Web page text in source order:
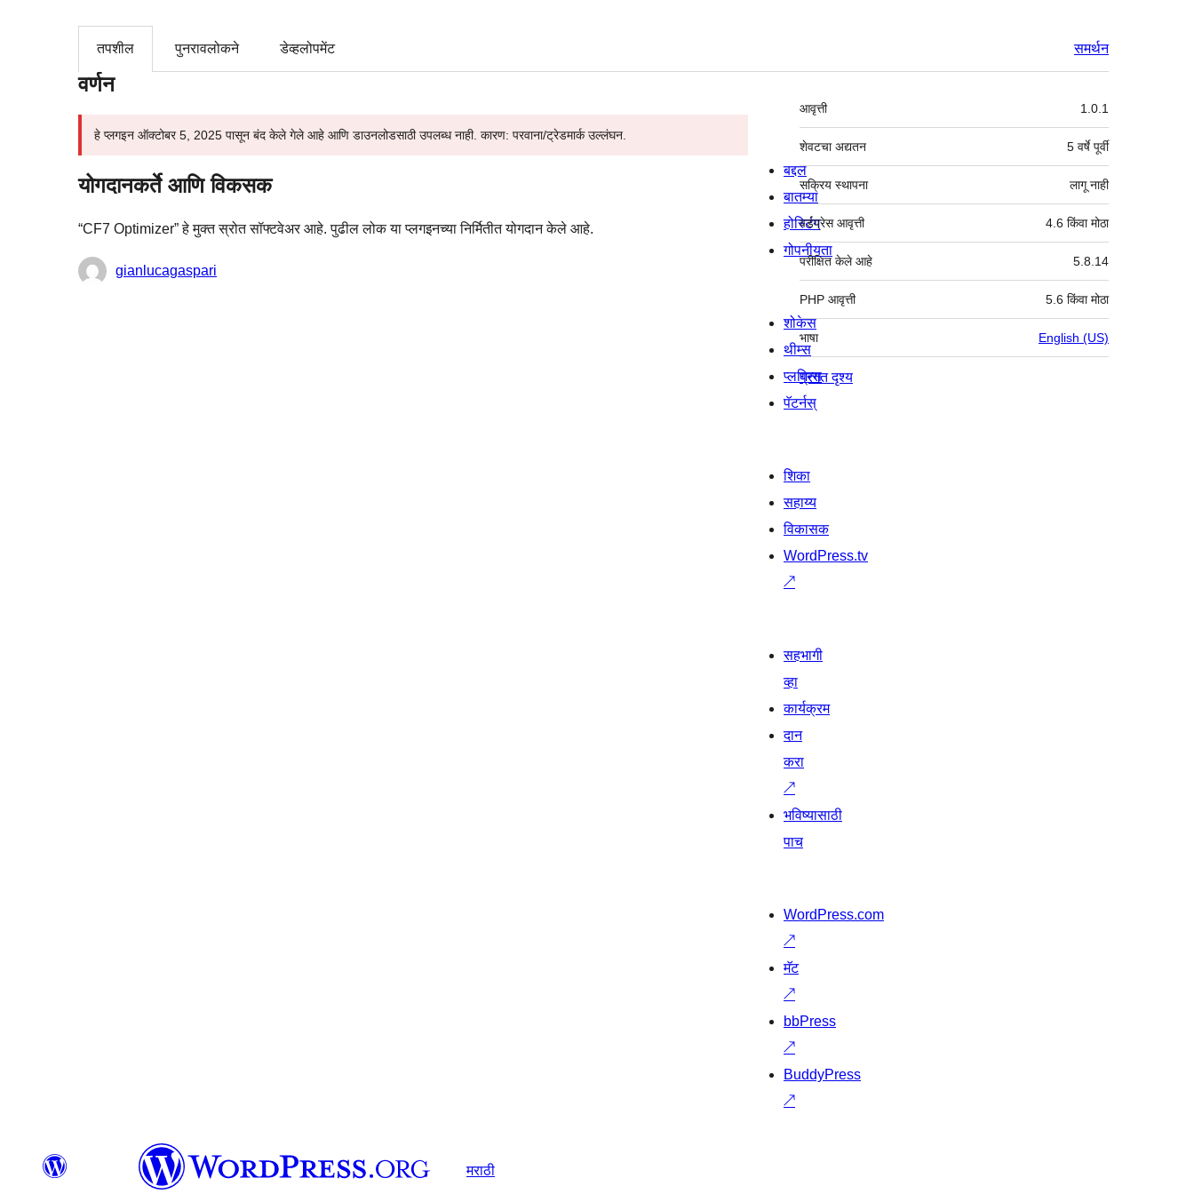
तपशील पुनरावलोकने डेव्हलोपमेंट समर्थन
वर्णन
हे प्लगइन ऑक्टोबर 5, 2025 पासून बंद केले गेले आहे आणि डाउनलोडसाठी उपलब्ध नाही. कारण: परवाना/ट्रेडमार्क उल्लंघन.
योगदानकर्ते आणि विकसक
“CF7 Optimizer” हे मुक्त स्रोत सॉफ्टवेअर आहे. पुढील लोक या प्लगइनच्या निर्मितीत योगदान केले आहे.
योगदानकर्तेgianlucagaspari
मेटा
आवृत्ती 1.0.1
शेवटचा अद्यतन 5 वर्षे पूर्वी
सक्रिय स्थापना लागू नाही
वर्डप्रेस आवृत्ती 4.6 किंवा मोठा
परीक्षित केले आहे 5.8.14
PHP आवृत्ती 5.6 किंवा मोठा
भाषा English (US)
प्रगत दृश्य
बद्दल
बातम्या
होस्टिंग
गोपनीयता
शोकेस
थीम्स
प्लगिन्स
पॅटर्नस्
शिका
सहाय्य
विकासक
WordPress.tv
↗
सहभागी
व्हा
कार्यक्रम
दान
करा
↗
भविष्यासाठी
पाच
WordPress.com
↗
मॅट
↗
bbPress
↗
BuddyPress
↗
मराठी